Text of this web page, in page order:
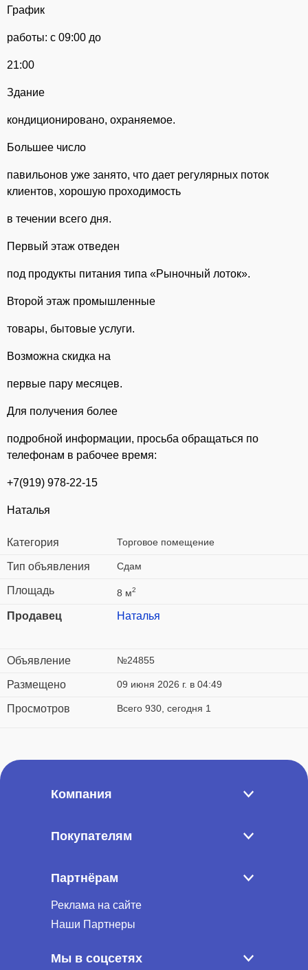
График
работы: с 09:00 до
21:00
Здание
кондиционировано, охраняемое.
Большее число
павильонов уже занято, что дает регулярных поток
клиентов, хорошую проходимость
в течении всего дня.
Первый этаж отведен
под продукты питания типа «Рыночный лоток».
Второй этаж промышленные
товары, бытовые услуги.
Возможна скидка на
первые пару месяцев.
Для получения более
подробной информации, просьба обращаться по
телефонам в рабочее время:
+7(919) 978-22-15
Наталья
Категория Торговое помещение
Тип объявления Сдам
Площадь 8 м2
Продавец Наталья
Объявление №24855
Размещено 09 июня 2026 г. в 04:49
Просмотров Всего 930, сегодня 1
Компания
Покупателям
Партнёрам
Реклама на сайте
Наши Партнеры
Мы в соцсетях